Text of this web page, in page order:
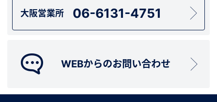
大阪営業所 06-6131-4751
WEBからのお問い合わせ